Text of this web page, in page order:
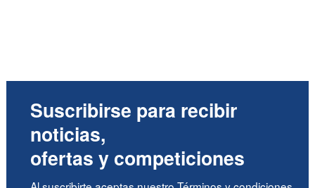
Suscribirse para recibir
noticias,
ofertas y competiciones